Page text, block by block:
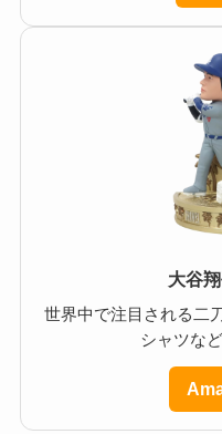
大谷
世界中で注目される二
シャツな